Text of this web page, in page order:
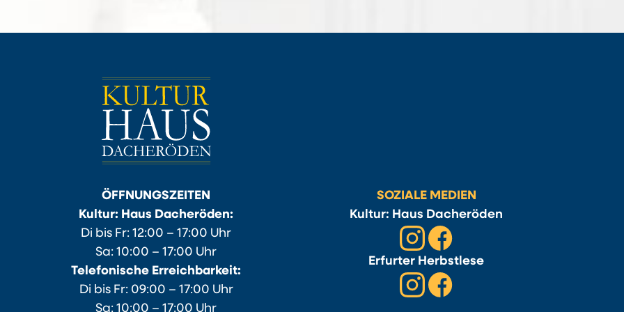
ÖFFNUNGSZEITEN
Kultur: Haus Dacheröden:
Di bis Fr: 12:00 – 17:00 Uhr
Sa: 10:00 – 17:00 Uhr
Telefonische Erreichbarkeit:
Di bis Fr: 09:00 – 17:00 Uhr
Sa: 10:00 – 17:00 Uhr
SOZIALE MEDIEN
Kultur: Haus Dacheröden
Erfurter Herbstlese